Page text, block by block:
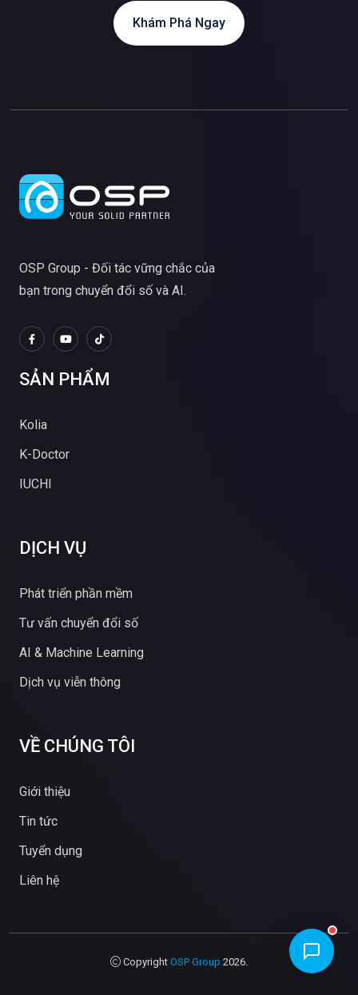
Khám Phá Ngay
OSP Group - Đối tác vững chắc của
bạn trong chuyển đổi số và AI.
SẢN PHẨM
Kolia
K-Doctor
IUCHI
DỊCH VỤ
Phát triển phần mềm
Tư vấn chuyển đổi số
AI & Machine Learning
Dịch vụ viễn thông
VỀ CHÚNG TÔI
Giới thiệu
Tin tức
Tuyển dụng
Liên hệ
Copyright OSP Group 2026.